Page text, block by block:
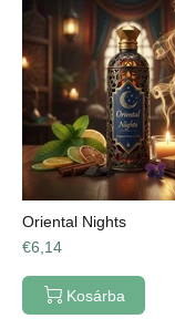
Oriental Nights
€6,14
Kosárba